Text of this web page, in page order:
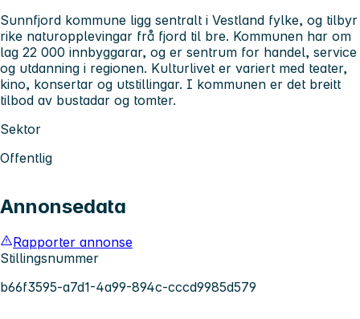
Sunnfjord kommune ligg sentralt i Vestland fylke, og tilbyr
rike naturopplevingar frå fjord til bre. Kommunen har om
lag 22 000 innbyggarar, og er sentrum for handel, service
og utdanning i regionen. Kulturlivet er variert med teater,
kino, konsertar og utstillingar. I kommunen er det breitt
tilbod av bustadar og tomter.
Sektor
Offentlig
Annonsedata
Rapporter annonse
Stillingsnummer
b66f3595-a7d1-4a99-894c-cccd9985d579